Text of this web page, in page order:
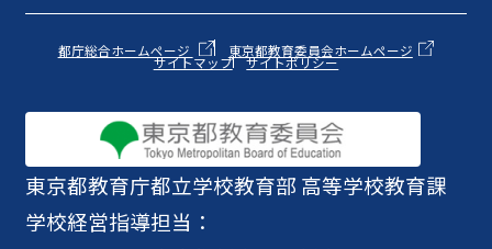
東京都教育庁都立学校教育部 高等学校教育課
学校経営指導担当：
都庁総合ホームページ 東京都教育委員会ホームページ
サイトマップ サイトポリシー